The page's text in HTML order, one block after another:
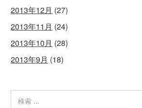
2013年12月 (27)
2013年11月 (24)
2013年10月 (28)
2013年9月 (18)